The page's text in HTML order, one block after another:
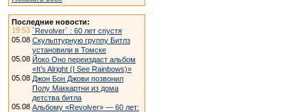
Последние новости:
19:53 `Revolver` : 60 лет спустя
05.08 Скульптурную группу Битлз
установили в Томске
05.08 Йоко Оно переиздаст альбом
«It’s Alright (I See Rainbows)»
05.08 Джон Бон Джови позвонил
Полу Маккартни из дома
детства битла
05.08 Альбому «Revolver» — 60 лет: